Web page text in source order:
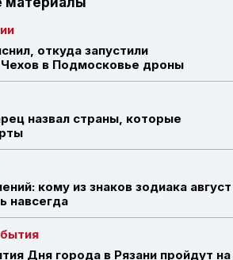
откуда запустили
в Подмосковье дроны
назвал страны, которые
кому из знаков зодиака август
навсегда
Дня города в Рязани пройдут на